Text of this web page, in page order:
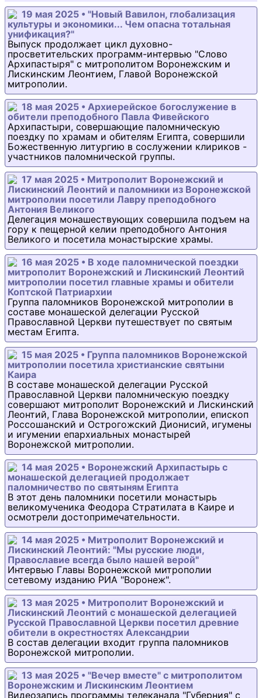
19 мая 2025 • "Новый Вавилон, глобализация
культуры и экономики... Чем опасна тотальная
унификация?"
Выпуск продолжает цикл духовно-
просветительских программ-интервью "Слово
Архипастыря" с митрополитом Воронежским и
Лискинским Леонтием, Главой Воронежской
митрополии.
18 мая 2025 • Архиерейское богослужение в
обители преподобного Павла Фивейского
Архипастыри, совершающие паломническую
поездку по храмам и обителям Египта, совершили
Божественную литургию в сослужении клириков -
участников паломнической группы.
17 мая 2025 • Митрополит Воронежский и
Лискинский Леонтий и паломники из Воронежской
митрополии посетили Лавру преподобного
Антония Великого
Делегация монашествующих совершила подъем на
гору к пещерной келии преподобного Антония
Великого и посетила монастырские храмы.
16 мая 2025 • В ходе паломнической поездки
митрополит Воронежский и Лискинский Леонтий
митрополии посетил главные храмы и обители
Коптской Патриархии
Группа паломников Воронежской митрополии в
составе монашеской делегации Русской
Православной Церкви путешествует по святым
местам Египта.
15 мая 2025 • Группа паломников Воронежской
митрополии посетила христианские святыни
Каира
В составе монашеской делегации Русской
Православной Церкви паломническую поездку
совершают митрополит Воронежский и Лискинский
Леонтий, Глава Воронежской митрополии, епископ
Россошанский и Острогожский Дионисий, игумены
и игумении епархиальных монастырей
Воронежской митрополии.
14 мая 2025 • Воронежский Архипастырь с
монашеской делегацией продолжает
паломничество по святыням Египта
В этот день паломники посетили монастырь
великомученика Феодора Стратилата в Каире и
осмотрели достопримечательности.
14 мая 2025 • Митрополит Воронежский и
Лискинский Леонтий: "Мы русские люди,
Православие всегда было нашей верой"
Интервью Главы Воронежской митрополии
сетевому изданию РИА "Воронеж".
13 мая 2025 • Митрополит Воронежский и
Лискинский Леонтий с монашеской делегацией
Русской Православной Церкви посетил древние
обители в окрестностях Александрии
В состав делегации входит группа паломников
Воронежской митрополии.
13 мая 2025 • "Вечер вместе" с митрополитом
Воронежским и Лискинским Леонтием
Видеозапись программы телеканала "Губерния" с